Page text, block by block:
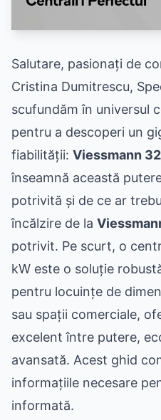
Salutare, pasionați de
Cristina Dumitrescu,
scufundăm în universul
pentru a descoperi un
fiabilității: Viessmann
înseamnă această
potrivită și de ce ar
încălzire de la
potrivit. Pe scurt, o
kW este o soluție
pentru locuințe de
sau spații comerciale,
excelent între putere,
avansată. Acest ghid
informațiile necesare
informată.